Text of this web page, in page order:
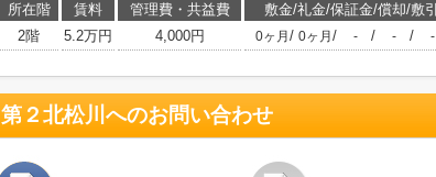
所在階 賃料 管理費・共益費 敷金/礼金/保証金/償却/敷引
2階
5.2万円 4,000円 0ヶ月 / 0ヶ月 / - / - / -
第２北松川 へのお問い合わせ